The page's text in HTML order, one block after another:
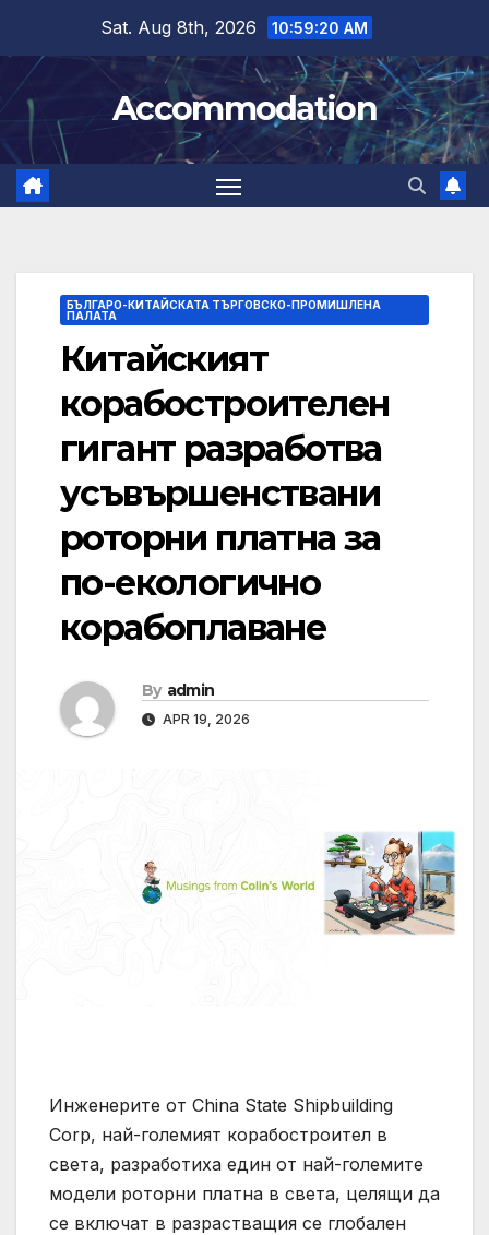
content
Sat. Aug 8th, 2026 10:59:21 AM
Accommodation
БЪЛГАРО-КИТАЙСКАТА ТЪРГОВСКО-ПРОМИШЛЕНА
ПАЛАТА
Китайският
корабостроителен
гигант разработва
усъвършенствани
роторни платна за
по-екологично
корабоплаване
By admin
APR 19, 2026
Инженерите от China State Shipbuilding
Corp, най-големият корабостроител в
света, разработиха един от най-големите
модели роторни платна в света, целящи да
се включат в разрастващия се глобален